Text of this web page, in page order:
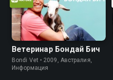
Ветеринар Бондай Бич
Bondi Vet • 2009, Австралия,
Информация